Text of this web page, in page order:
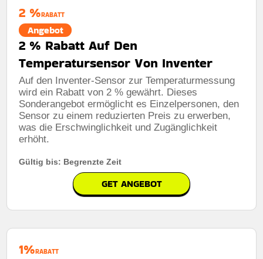
Mindestkaufbetrag:
Berechtigung:
Art des Angebots:Zeitlich begrenztes angebot
Kumulierbar:
Bedingungen:Weitere Informationen finden Sie in den
Nutzungsbedingungen auf der Website des Händlers.
2 %RABATT
Angebot
2 % Rabatt Auf Den
Temperatursensor Von Inventer
Auf den Inventer-Sensor zur Temperaturmessung
wird ein Rabatt von 2 % gewährt. Dieses
Sonderangebot ermöglicht es Einzelpersonen, den
Sensor zu einem reduzierten Preis zu erwerben,
was die Erschwinglichkeit und Zugänglichkeit
erhöht.
Gültig bis: Begrenzte Zeit
GET ANGEBOT
1%RABATT